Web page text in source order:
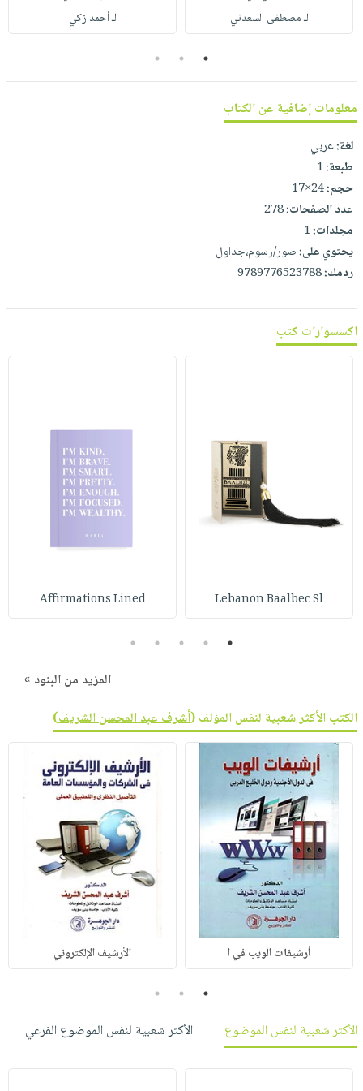
صابون
أطفال
فيديوهات
أسئلة
طرحها
خدمات
وفرات
انشر
كتابك
تواصل
معنا
نشرة
الإصدارات
لـ مصطفى السعدني
لـ أحمد زكي
1
2
3
معلومات إضافية عن الكتاب
لغة:عربي
طبعة:1
حجم:24×17
عدد الصفحات:278
مجلدات:1
يحتوي على:صور/رسوم،جداول
ردمك:9789776523788
اكسسوارات كتب
Lebanon Baalbec Sl
Affirmations Lined
1
2
3
4
5
المزيد من البنود »
الكتب الأكثر شعبية لنفس المؤلف (أشرف عبد المحسن الشريف)
أرشيفات الويب في ا الأرشيف الإلكتروني
1
2
3
الأكثر شعبية لنفس الموضوع
الأكثر شعبية لنفس الموضوع الفرعي